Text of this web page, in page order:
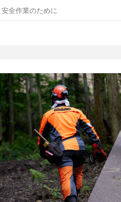
安全作業のために